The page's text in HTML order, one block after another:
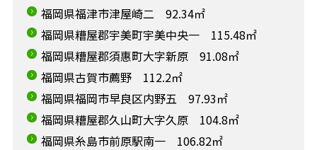
福岡県福津市津屋崎二 92.34㎡
福岡県糟屋郡宇美町宇美中央一 115.48㎡
福岡県糟屋郡須惠町大字新原 91.08㎡
福岡県古賀市薦野 112.2㎡
福岡県福岡市早良区内野五 97.93㎡
福岡県糟屋郡久山町大字久原 104.8㎡
福岡県糸島市前原駅南一 106.82㎡